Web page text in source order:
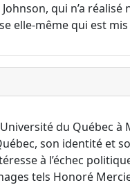
qui n’a réalisé
elle-même qui est
du Québec à
son identité et
à l’échec
tels Honoré